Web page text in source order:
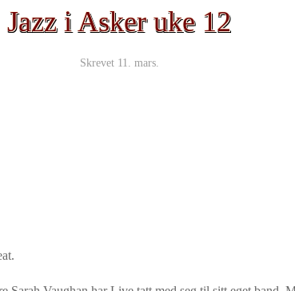
Jazz i Asker uke 12
Skrevet 11. mars.